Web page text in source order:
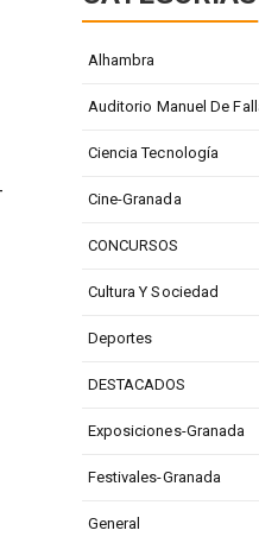
Alhambra
Auditorio Manuel De Falla
Ciencia Tecnología
Cine-Granada
CONCURSOS
Cultura Y Sociedad
Deportes
DESTACADOS
Exposiciones-Granada
Festivales-Granada